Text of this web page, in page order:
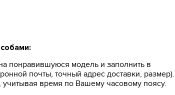
понравившуюся модель и заполнить в
почты, точный адрес доставки, размер).
учитывая время по Вашему часовому поясу.